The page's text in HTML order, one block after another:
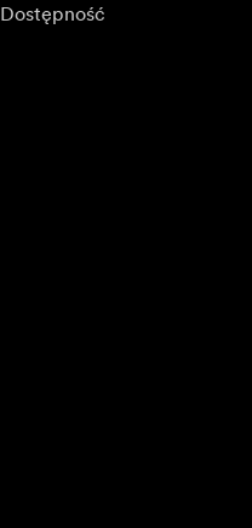
Dostępność